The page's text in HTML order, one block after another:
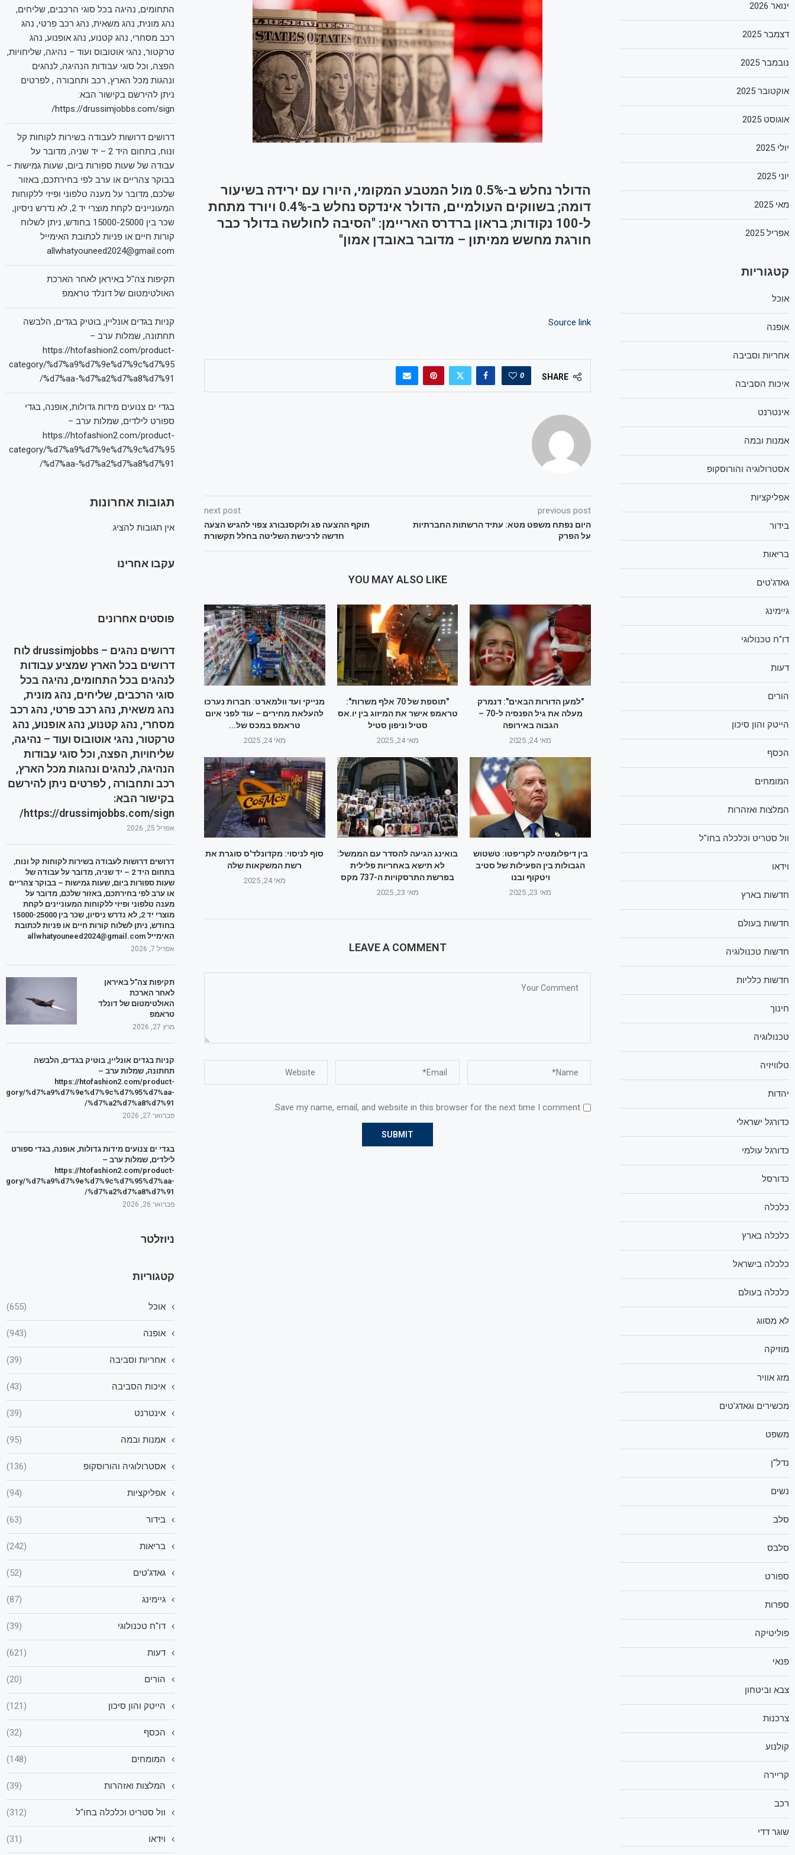
הדולר נחלש ב-0.5% מול המטבע המקומי, היורו עם ירידה בשיעור
דומה; בשווקים העולמיים, הדולר אינדקס נחלש ב-0.4% ויורד מתחת
ל-100 נקודות; בראון ברדרס האריימן: "הסיבה לחולשה בדולר כבר
חורגת מחשש ממיתון – מדובר באובדן אמון"
Source link
SHARE
0
previous post
היום נפתח משפט מטא: עתיד הרשתות החברתיות
על הפרק
next post
תוקף ההצעה פג ולוקסנבורג צפוי להגיש הצעה
חדשה לרכישת השליטה בחלל תקשורת
YOU MAY ALSO LIKE
מנייקי ועד וולמארט: חברות נערכו
להעלאת מחירים – עוד לפני איום
טראמפ במכס של...
מאי 24, 2025
"תוספת של 70 אלף משרות":
טראמפ אישר את המיזוג בין יו.אס
סטיל וניפון סטיל
מאי 24, 2025
"למען הדורות הבאים": דנמרק
מעלה את גיל הפנסיה ל-70 –
הגבוה באירופה
מאי 24, 2025
סוף לניסוי: מקדונלד'ס סוגרת את
רשת המשקאות שלה
מאי 24, 2025
בואינג הגיעה להסדר עם הממשל:
לא תישא באחריות פלילית
בפרשת התרסקויות ה-737 מקס
מאי 23, 2025
בין דיפלומטיה לקריפטו: טשטוש
הגבולות בין הפעילות של סטיב
ויטקוף ובנו
מאי 23, 2025
LEAVE A COMMENT
Save my name, email, and website in this browser for the next time I comment.
התחומים, נהיגה בכל סוגי הרכבים, שליחים,
נהג מונית, נהג משאית, נהג רכב פרטי, נהג
רכב מסחרי, נהג קטנוע, נהג אופנוע, נהג
טרקטור, נהגי אוטובוס ועוד – נהיגה, שליחויות,
הפצה, וכל סוגי עבודות הנהיגה, לנהגים
ונהגות מכל הארץ, רכב ותחבורה , לפרטים
ניתן להירשם בקישור הבא:
https://drussimjobbs.com/sign/
דרושים דרושות לעבודה בשירות לקוחות קל
ונוח, בתחום היד 2 – יד שניה, מדובר על
עבודה של שעות ספורות ביום, שעות גמישות –
בבוקר צהריים או ערב לפי בחירתכם, באזור
שלכם, מדובר על מענה טלפוני ופיזי ללקוחות
המעוניינים לקחת מוצרי יד 2, לא נדרש ניסיון,
שכר בין 15000-25000 בחודש, ניתן לשלוח
קורות חיים או פניות לכתובת האימייל
allwhatyouneed2024@gmail.com
תקיפות צה"ל באיראן לאחר הארכת
האולטימטום של דונלד טראמפ
קניות בגדים אונליין, בוטיק בגדים, הלבשה
תחתונה, שמלות ערב –
https://htofashion2.com/product-
category/%d7%a9%d7%9e%d7%9c%d7%95
%d7%aa-%d7%a2%d7%a8%d7%91/
בגדי ים צנועים מידות גדולות, אופנה, בגדי
ספורט לילדים, שמלות ערב –
https://htofashion2.com/product-
category/%d7%a9%d7%9e%d7%9c%d7%95
%d7%aa-%d7%a2%d7%a8%d7%91/
תגובות אחרונות
אין תגובות להציג.
עקבו אחרינו
פוסטים אחרונים
דרושים נהגים – drussimjobbs לוח
דרושים בכל הארץ שמציע עבודות
לנהגים בכל התחומים, נהיגה בכל
סוגי הרכבים, שליחים, נהג מונית,
נהג משאית, נהג רכב פרטי, נהג רכב
מסחרי, נהג קטנוע, נהג אופנוע, נהג
טרקטור, נהגי אוטובוס ועוד – נהיגה,
שליחויות, הפצה, וכל סוגי עבודות
הנהיגה, לנהגים ונהגות מכל הארץ,
רכב ותחבורה , לפרטים ניתן להירשם
בקישור הבא:
https://drussimjobbs.com/sign/
אפריל 25, 2026
דרושים דרושות לעבודה בשירות לקוחות קל ונוח,
בתחום היד 2 – יד שניה, מדובר על עבודה של
שעות ספורות ביום, שעות גמישות – בבוקר צהריים
או ערב לפי בחירתכם, באזור שלכם, מדובר על
מענה טלפוני ופיזי ללקוחות המעוניינים לקחת
מוצרי יד 2, לא נדרש ניסיון, שכר בין 15000-25000
בחודש, ניתן לשלוח קורות חיים או פניות לכתובת
האימייל allwhatyouneed2024@gmail.com
אפריל 7, 2026
תקיפות צה"ל באיראן
לאחר הארכת
האולטימטום של דונלד
טראמפ
מרץ 27, 2026
קניות בגדים אונליין, בוטיק בגדים, הלבשה
תחתונה, שמלות ערב –
https://htofashion2.com/product-
%d7%a9%d7%9e%d7%9c%d7%95%d7%aa-
%d7%a2%d7%a8%d7%91/
פברואר 27, 2026
בגדי ים צנועים מידות גדולות, אופנה, בגדי ספורט
לילדים, שמלות ערב –
https://htofashion2.com/product-
%d7%a9%d7%9e%d7%9c%d7%95%d7%aa-
%d7%a2%d7%a8%d7%91/
פברואר 26, 2026
ניוזלטר
קטגוריות
אוכל (655)
אופנה (943)
אחריות וסביבה (39)
איכות הסביבה (43)
אינטרנט (39)
אמנות ובמה (95)
אסטרולוגיה והורוסקופ (136)
אפליקציות (94)
בידור (63)
בריאות (242)
גאדג'טים (52)
גיימינג (87)
דו"ח טכנולוגי (39)
דעות (621)
הורים (20)
הייטק והון סיכון (121)
הכסף (32)
המומחים (148)
המלצות ואזהרות (39)
וול סטריט וכלכלה בחו"ל (312)
וידאו (31)
ינואר 2026
דצמבר 2025
נובמבר 2025
אוקטובר 2025
אוגוסט 2025
יולי 2025
יוני 2025
מאי 2025
אפריל 2025
קטגוריות
אוכל
אופנה
אחריות וסביבה
איכות הסביבה
אינטרנט
אמנות ובמה
אסטרולוגיה והורוסקופ
אפליקציות
בידור
בריאות
גאדג'טים
גיימינג
דו"ח טכנולוגי
דעות
הורים
הייטק והון סיכון
הכסף
המומחים
המלצות ואזהרות
וול סטריט וכלכלה בחו"ל
וידאו
חדשות בארץ
חדשות בעולם
חדשות טכנולוגיה
חדשות כלליות
חינוך
טכנולוגיה
טלוויזיה
יהדות
כדורגל ישראלי
כדורגל עולמי
כדורסל
כלכלה
כלכלה בארץ
כלכלה בישראל
כלכלה בעולם
לא מסווג
מוזיקה
מזג אוויר
מכשירים וגאדג'טים
משפט
נדל"ן
נשים
סלב
סלבס
ספורט
ספרות
פוליטיקה
פנאי
צבא וביטחון
צרכנות
קולנוע
קריירה
רכב
שוגר דדי